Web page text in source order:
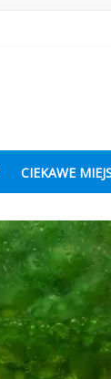
CIEKAWE